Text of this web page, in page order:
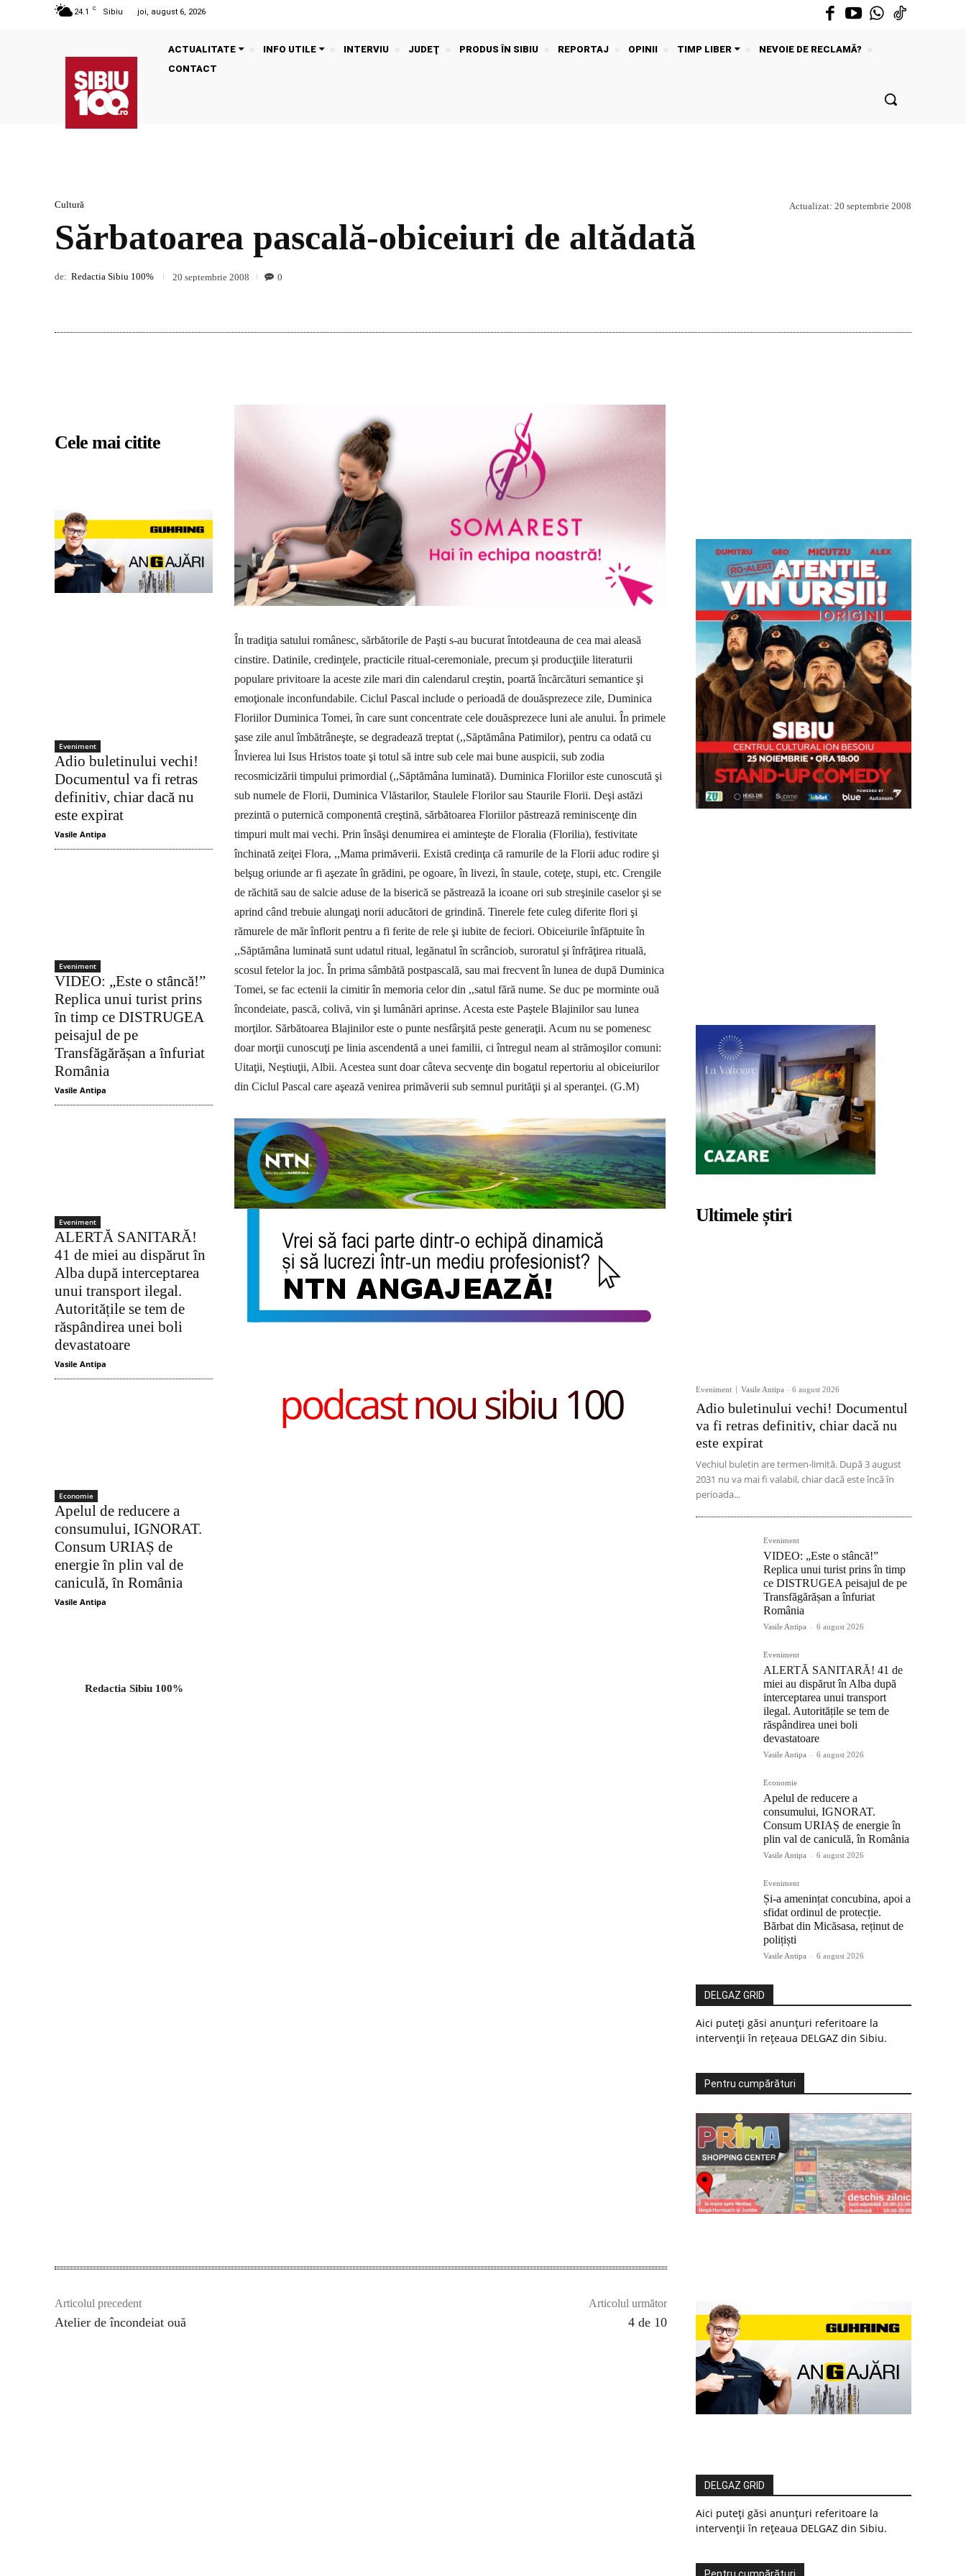
24.1 C Sibiu joi, august 6, 2026
ACTUALITATE INFO UTILE INTERVIU JUDEŢ PRODUS ÎN SIBIU REPORTAJ OPINII TIMP LIBER
NEVOIE DE RECLAMĂ?
CONTACT
Cultură Actualizat: 20 septembrie 2008
Sărbatoarea pascală-obiceiuri de altădată
de: Redactia Sibiu 100% 20 septembrie 2008 0
Cele mai citite
Eveniment
Adio buletinului vechi!
Documentul va fi retras
definitiv, chiar dacă nu
este expirat
Vasile Antipa
Eveniment
VIDEO: „Este o stâncă!”
Replica unui turist prins
în timp ce DISTRUGEA
peisajul de pe
Transfăgărășan a înfuriat
România
Vasile Antipa
Eveniment
ALERTĂ SANITARĂ!
41 de miei au dispărut în
Alba după interceptarea
unui transport ilegal.
Autoritățile se tem de
răspândirea unei boli
devastatoare
Vasile Antipa
Economie
Apelul de reducere a
consumului, IGNORAT.
Consum URIAȘ de
energie în plin val de
caniculă, în România
Vasile Antipa
Redactia Sibiu 100%
În tradiţia satului românesc, sărbătorile de Paşti s-au bucurat întotdeauna de cea mai aleasă
cinstire. Datinile, credinţele, prac­ticile ritual-ceremoniale, precum şi producţiile literaturii
populare privitoare la aceste zile mari din calendarul creştin, poartă încăr­cături semantice şi
emoţionale in­confundabile. Ciclul Pascal include o perioadă de douăsprezece zile, Duminica
Floriilor Duminica Tomei, în care sunt concentrate cele douăsprezece luni ale anului. În primele
şase zile anul îmbătrâneşte, se degradează treptat (,,Săptămâna Patimilor), pentru ca odată cu
Învierea lui Isus Hristos toate şi totul să intre sub cele mai bune auspicii, sub zodia
recosmicizării timpului primordial (,,Săptămâna luminată). Duminica Floriilor este cunos­cută şi
sub numele de Florii, Duminica Vlăstarilor, Staulele Florilor sau Staurile Florii. Deşi astăzi
prezintă o puternică com­ponentă creştină, sărbătoarea Flo­riilor păstrează reminiscenţe din
timpuri mult mai vechi. Prin însăşi denumirea ei aminteşte de Floralia (Florilia), festivitate
închinată zeiţei Flora, ,,Mama primăverii. Există credinţa că ramurile de la Florii aduc rodire şi
belşug oriunde ar fi aşezate în grădini, pe ogoare, în livezi, în staule, coteţe, stupi, etc. Crengile
de răchită sau de salcie aduse de la biserică se păstrează la icoane ori sub streşinile caselor şi se
aprind când trebuie alungaţi norii aducători de grindină. Tinerele fete culeg diferite flori şi
rămurele de măr înflorit pentru a fi ferite de rele şi iubite de feciori. Obiceiurile în­făp­tuite în
,,Săp­­­tă­mâna lumi­nată sunt udatul ri­tual, legănatul în scrân­ciob, surora­tul şi înfrăţirea ri­tuală,
scosul fetelor la joc. În prima sâm­bătă postpascală, sau mai frecvent în lu­nea de după Du­minica
Tomei, se fac ectenii la cimitir în memoria celor din ,,satul fără nume. Se duc pe morminte ouă
încondeiate, pască, colivă, vin şi lumâ­nări aprinse. Acesta este Paştele Blajinilor sau lunea
morţilor. Sărbătoarea Bla­jinilor este o punte nesfârşită peste generaţii. Acum nu se pomenesc
doar morţii cunoscuţi pe linia ascendentă a unei familii, ci întregul neam al strămoşilor comuni:
Uita­ţii, Neştiuţii, Albii. Acestea sunt doar câteva sec­venţe din bogatul repertoriu al obiceiurilor
din Ciclul Pascal care aşează venirea primăverii sub semnul purităţii şi al speranţei. (G.M)
podcast nou sibiu 100
Ultimele știri
Eveniment Vasile Antipa - 6 august 2026
Adio buletinului vechi! Documentul
va fi retras definitiv, chiar dacă nu
este expirat
Vechiul buletin are termen-limită. După 3 august
2031 nu va mai fi valabil, chiar dacă este încă în
perioada...
Eveniment
VIDEO: „Este o stâncă!”
Replica unui turist prins în timp
ce DISTRUGEA peisajul de pe
Transfăgărășan a înfuriat
România
Vasile Antipa - 6 august 2026
Eveniment
ALERTĂ SANITARĂ! 41 de
miei au dispărut în Alba după
interceptarea unui transport
ilegal. Autoritățile se tem de
răspândirea unei boli
devastatoare
Vasile Antipa - 6 august 2026
Economie
Apelul de reducere a
consumului, IGNORAT.
Consum URIAȘ de energie în
plin val de caniculă, în România
Vasile Antipa - 6 august 2026
Eveniment
Și-a amenințat concubina, apoi a
sfidat ordinul de protecție.
Bărbat din Micăsasa, reținut de
polițiști
Vasile Antipa - 6 august 2026
DELGAZ GRID
Aici puteți găsi anunțuri referitoare la
intervenții în rețeaua DELGAZ din Sibiu.
Pentru cumpărături
Articolul precedent
Atelier de încondeiat ouă
Articolul următor
4 de 10
DELGAZ GRID
Aici puteți găsi anunțuri referitoare la
intervenții în rețeaua DELGAZ din Sibiu.